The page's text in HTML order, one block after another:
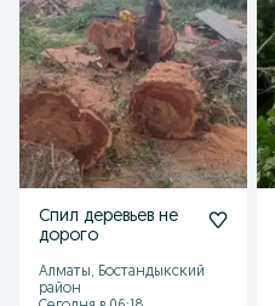
Спил деревьев не
дорого
Алматы, Бостандыкский
район